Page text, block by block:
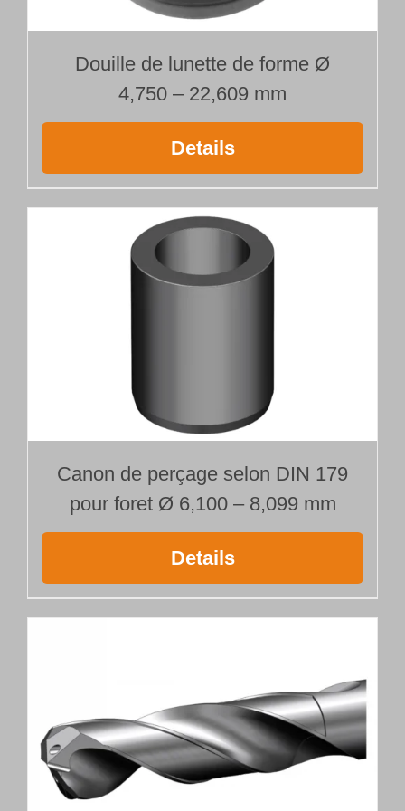
Longueur 40
Douille de lunette de forme Ø
4,750 – 22,609 mm
Details
Canon de perçage selon DIN 179
pour foret Ø 6,100 – 8,099 mm
Details